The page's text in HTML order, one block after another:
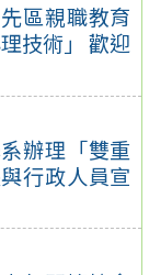
區親職教育
技術」 歡迎
辦理「雙重
行政人員宣